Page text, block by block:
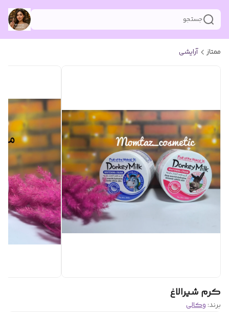
جستجو
ممتاز آرایشی
کرم شیرالاغ
برند: وکالی